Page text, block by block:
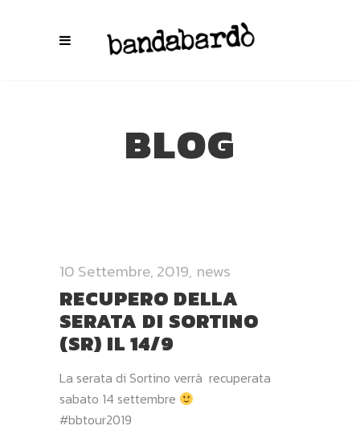
BLOG
10 Settembre, 2019 news
RECUPERO DELLA
SERATA DI SORTINO
(SR) IL 14/9
La serata di Sortino verrà recuperata
sabato 14 settembre
#bbtour2019